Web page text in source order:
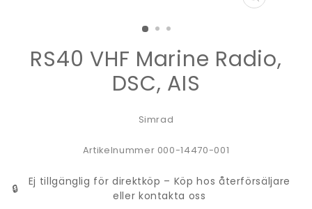
STÄNG
RS40 VHF Marine Radio,
DSC, AIS
Simrad
Artikelnummer 000-14470-001
🔒
Ej tillgänglig för direktköp – Köp hos återförsäljare
eller kontakta oss